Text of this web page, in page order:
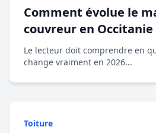
Comment évolue le
couvreur en Occitanie
Le lecteur doit comprendre en
change vraiment en 2026...
Toiture